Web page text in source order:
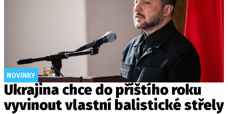
NOVINKY
Ukrajina chce do příštího roku
vyvinout vlastní balistické střely